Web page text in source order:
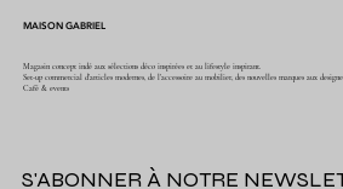
MAISON GABRIEL
Magasin concept indé aux sélections déco inspirées et au lifestyle inspirant.
Set-up commercial d'articles modernes, de l'accessoire au mobilier, des nouvelles marques aux
Café & events
S'ABONNER À NOTRE